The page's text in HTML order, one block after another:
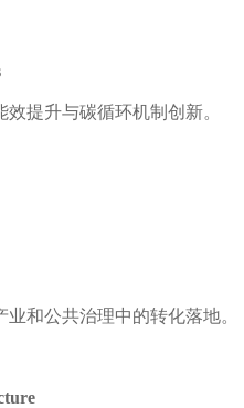
提升与碳循环机制创新。
和公共治理中的转化落地。